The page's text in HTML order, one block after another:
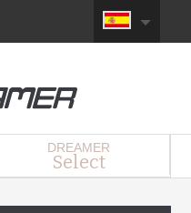
DREAMER
Select